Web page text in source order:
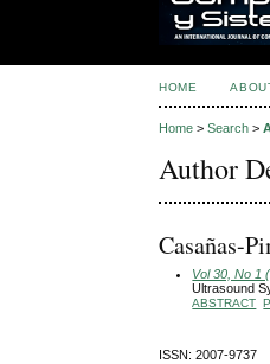
HOME
Home >Search >
Author
Casañas-
Vol 30, No 1
Ultrasound
ABSTRACT
ISSN: 2007-9737